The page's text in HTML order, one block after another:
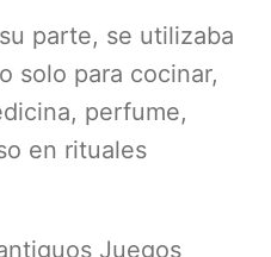
parte, se utilizaba
solo para cocinar,
perfume,
en rituales
Juegos